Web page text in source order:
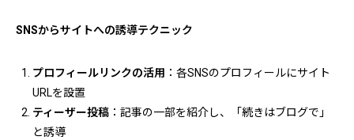
SNSからサイトへの誘導テクニック
プロフィールリンクの活用 ：各SNSのプロフィールにサイト
URLを設置
ティーザー投稿 ：記事の一部を紹介し、「続きはブログで」
と誘導